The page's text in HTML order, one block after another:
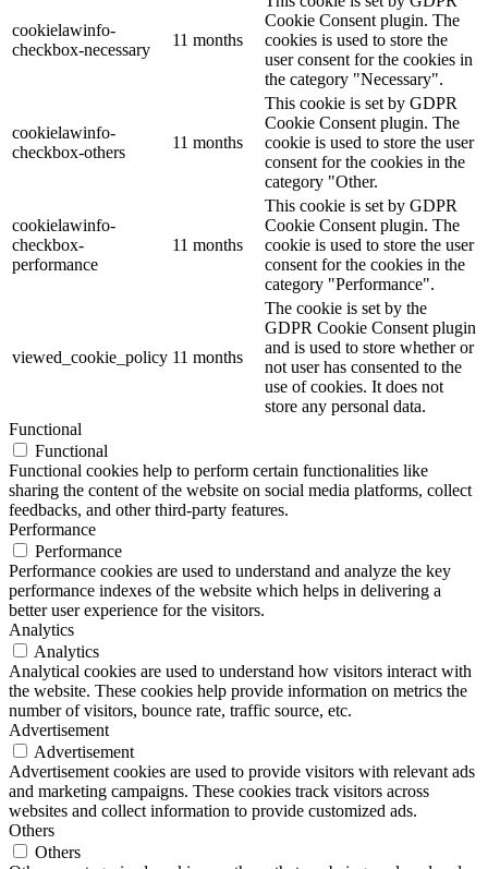
cookielawinfo-
checkbox-necessary
11 months
Cookie Consent plugin. The
cookies is used to store the
user consent for the cookies in
the category "Necessary".
cookielawinfo-
checkbox-others
11 months
This cookie is set by GDPR
Cookie Consent plugin. The
cookie is used to store the user
consent for the cookies in the
category "Other.
cookielawinfo-
checkbox-
performance
11 months
This cookie is set by GDPR
Cookie Consent plugin. The
cookie is used to store the user
consent for the cookies in the
category "Performance".
viewed_cookie_policy 11 months
The cookie is set by the
GDPR Cookie Consent plugin
and is used to store whether or
not user has consented to the
use of cookies. It does not
store any personal data.
Functional
Functional
Functional cookies help to perform certain functionalities like
sharing the content of the website on social media platforms, collect
feedbacks, and other third-party features.
Performance
Performance
Performance cookies are used to understand and analyze the key
performance indexes of the website which helps in delivering a
better user experience for the visitors.
Analytics
Analytics
Analytical cookies are used to understand how visitors interact with
the website. These cookies help provide information on metrics the
number of visitors, bounce rate, traffic source, etc.
Advertisement
Advertisement
Advertisement cookies are used to provide visitors with relevant ads
and marketing campaigns. These cookies track visitors across
websites and collect information to provide customized ads.
Others
Others